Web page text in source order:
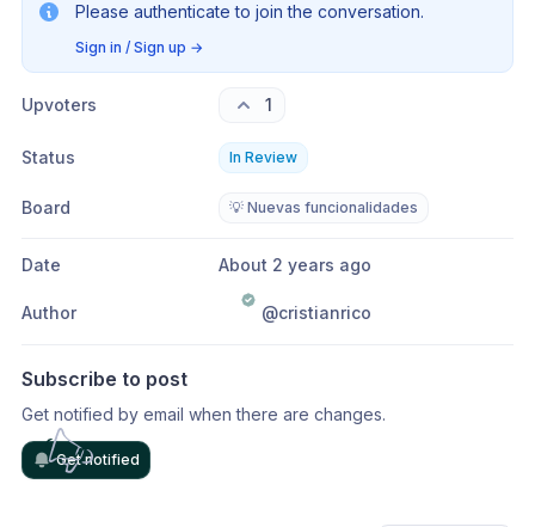
Please authenticate to join the conversation.
Sign in / Sign up →
Upvoters 1
Status In Review
Board 💡 Nuevas funcionalidades
Date About 2 years ago
Author @cristianrico
Subscribe to post
Get notified by email when there are changes.
Get notified